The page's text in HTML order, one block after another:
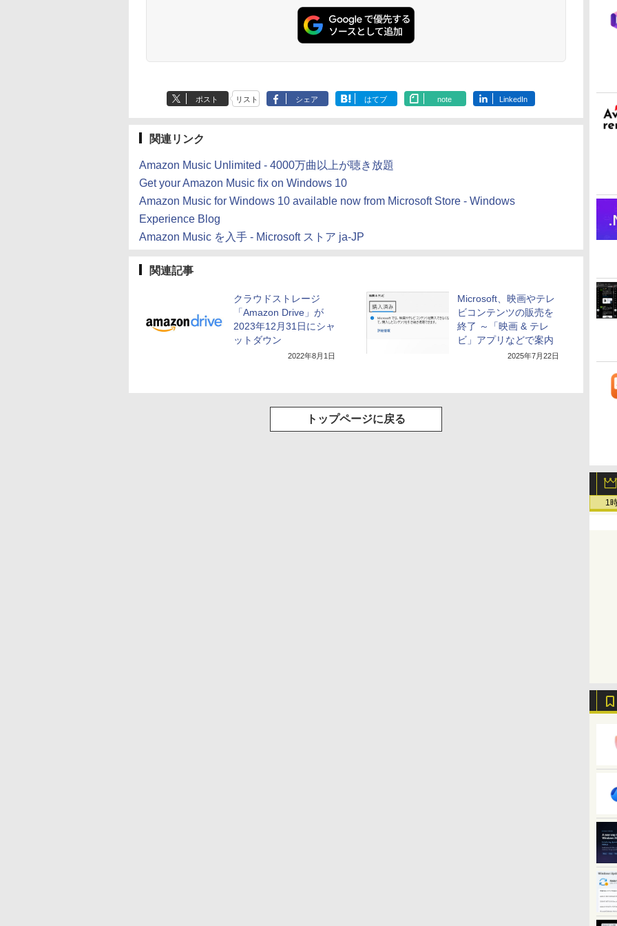
1
書籍リーダー、ブラ
ック、16GB、広告な
持続バッテリー、広
告なし、メタリック
ブラック
ッテリー、広告無
し、ブラック (2025
年発売)
ポスト リスト シェア はてブ note LinkedIn
関連リンク
Amazon Music Unlimited - 4000万曲以上が聴き放題
Get your Amazon Music fix on Windows 10
Amazon Music for Windows 10 available now from Microsoft Store - Windows
Experience Blog
Amazon Music を入手 - Microsoft ストア ja-JP
関連記事
クラウドストレージ
「Amazon Drive」が
2023年12月31日にシャ
ットダウン
2022年8月1日
Microsoft、映画やテレ
ビコンテンツの販売を
終了 ～「映画 & テレ
ビ」アプリなどで案内
2025年7月22日
トップページに戻る